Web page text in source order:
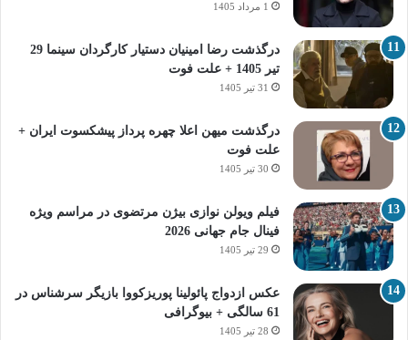
1 مرداد 1405
درگذشت رضا امینیان دستیار کارگردان سینما 29
تیر 1405 + علت فوت
31 تیر 1405
درگذشت میهن اعلا چهره پرداز پیشکسوت ایران +
علت فوت
30 تیر 1405
فیلم ویولن نوازی بیژن مرتضوی در مراسم ویژه
فینال جام جهانی 2026
29 تیر 1405
عکس ازدواج پائولینا پوریزکووا بازیگر سرشناس در
61 سالگی + بیوگرافی
28 تیر 1405